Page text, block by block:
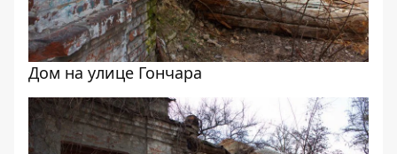
Дом на улице Гончара